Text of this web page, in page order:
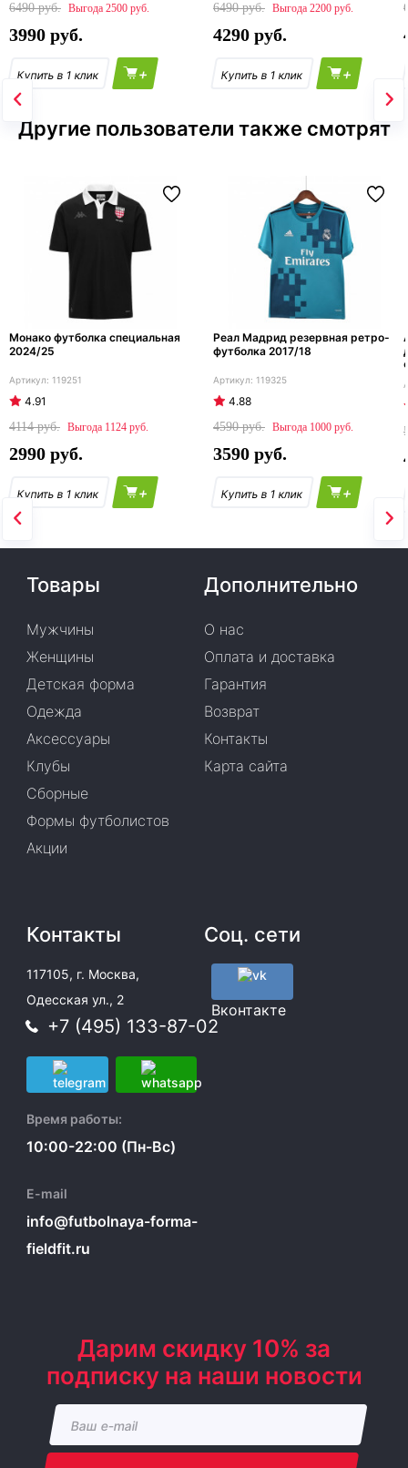
6490
2500
3990
+
6490
2200
4290
+
Другие пользователи также смотрят
Монако футболка специальная
2024/25
119251
4.91
4114
1124
2990
+
Реал Мадрид резервная ретро-
футболка 2017/18
119325
4.88
4590
1000
3590
+
Товары
Мужчины
Женщины
Детская форма
Одежда
Аксессуары
Клубы
Сборные
Формы футболистов
Акции
Дополнительно
О нас
Оплата и доставка
Гарантия
Возврат
Контакты
Карта сайта
Контакты
117105, г. Москва,
Одесская ул., 2
+7 (495) 133-87-02
Время работы:
10:00-22:00 (Пн-Вс)
E-mail
info@futbolnaya-forma-
fieldfit.ru
Соц. сети
Вконтакте
Дарим скидку 10% за
подписку на наши новости